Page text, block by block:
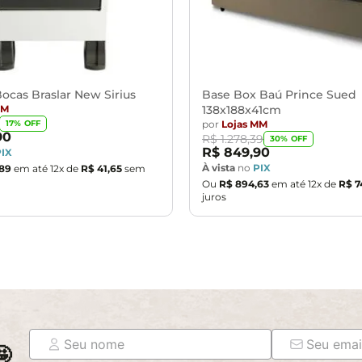
ficar exposto diretamente ao sol, calor e umidade
e o produto real, por conta do tratamento de imagens e a
de decoração e eletrônicos.
da embalagem, caso haja alguma avaria não assine o
do cliente. Não nos responsabilizamos, no ato
são de responsabilidade do comprador.
normalmente por supostos elevadores, portas, escadas e/
Braslar New Sirius
17% OFF
em até 12x de R$ 41,65 sem
Base Box Baú Prince Sued
138x188x41cm
por Lojas MM
R$ 1.278,39 30% OFF
R$ 849,90
À vista no PIX
Ou R$ 894,63 em até 12x de R$
juros